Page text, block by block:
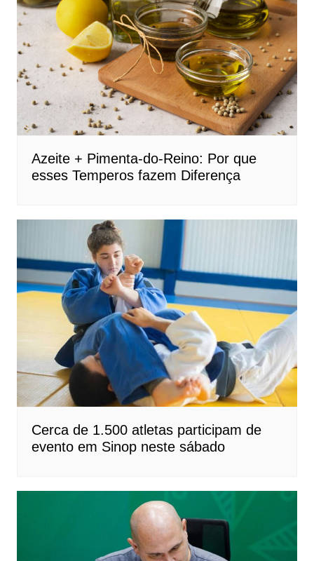
Azeite + Pimenta-do-Reino: Por que
esses Temperos fazem Diferença
Cerca de 1.500 atletas participam de
evento em Sinop neste sábado